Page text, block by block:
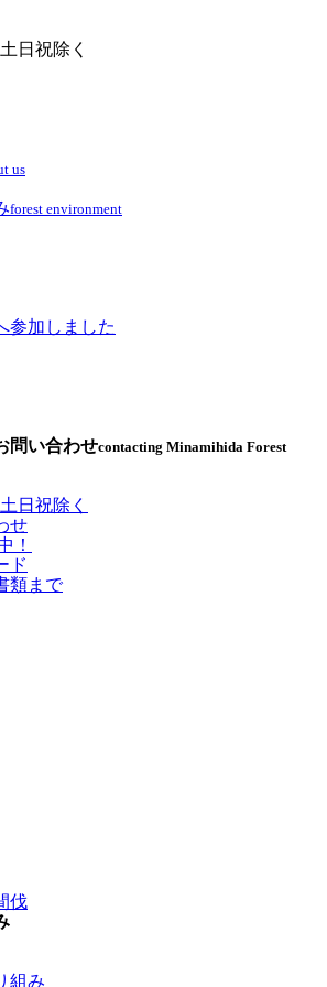
日祝除く
us
forest environment
参加しました
問い合わせcontacting Minamihida Forest
日祝除く
せ
！
ド
類まで
伐
組み